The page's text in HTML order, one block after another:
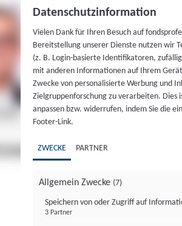
Datenschutzinformation
Vielen Dank für Ihren Besuch auf
Bereitstellung unserer Dienste nutzen wir
(z. B. Login-basierte Identifikatoren,
mit anderen Informationen auf Ihrem
Zwecke von personalisierte Werbung und
Zielgruppenforschung zu verarbeiten.
anpassen bzw. widerrufen, indem Sie die
Footer-Link.
ZWECKE PARTNER
Allgemein Zwecke (7)
Speichern von oder Zugriff auf
3 Partner